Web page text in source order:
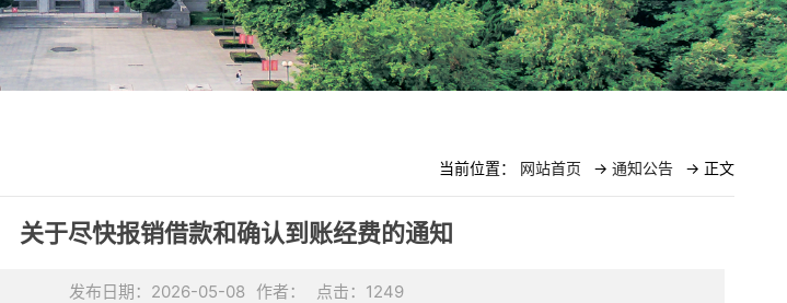
当前位置： 网站首页 -> 通知公告 -> 正文
关于尽快报销借款和确认到账经费的通知
发布日期：2026-05-08 作者： 点击： 1249